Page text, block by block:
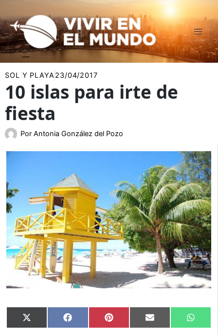
al
contenido
SOL Y PLAYA23/04/2017
10 islas para irte de
fiesta
Por Antonia González del Pozo
Compartir
en
X
(Twitter)
Compartir
en
Facebook Compartir
en
Pinterest Compartir
en
Email
en